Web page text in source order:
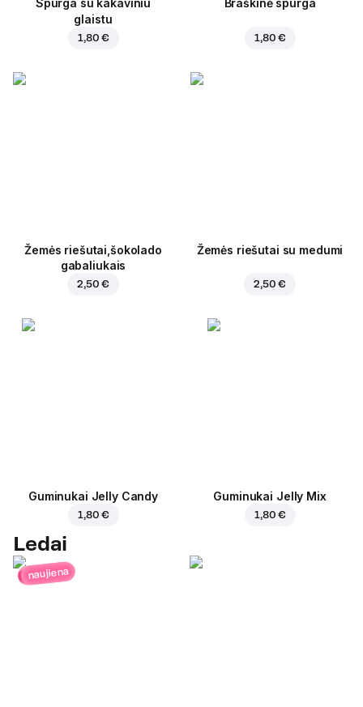
Spurga su kakaviniu
glaistu
1,80 €
Braškinė spurga
1,80 €
Žemės riešutai,šokolado
gabaliukais
2,50 €
Žemės riešutai su medumi
2,50 €
Guminukai Jelly Candy
1,80 €
Guminukai Jelly Mix
1,80 €
Ledai
naujiena